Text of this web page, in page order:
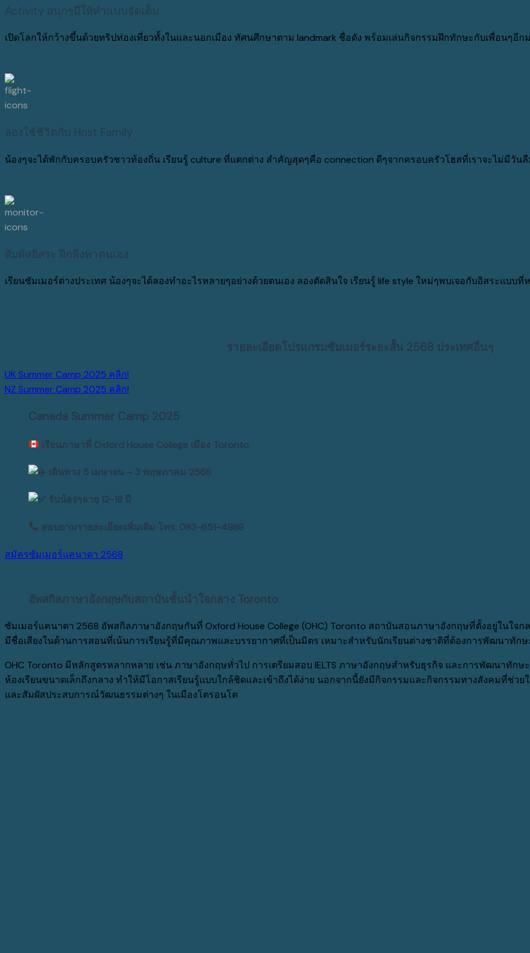
Activity สนุกๆมีให้ทำแบบจัดเต็ม
เปิดโลกให้กว้างขึ้นด้วยทริปท่องเที่ยวทั้งในและนอกเมือง ทัศนศึกษาตาม landmark ชื่อดัง พร้อมเล่นกิจกรรมฝึกทักษะกับเพื่อนๆอีก
ลองใช้ชีวิตกับ Host Family
น้องๆจะได้พักกับครอบครัวชาวท้องถิ่น เรียนรู้ culture ที่แตกต่าง สำคัญสุดๆคือ connection ดีๆจากครอบครัวโฮสที่เราจะไม่มีวันลื
สัมผัสอิสระ ฝึกพึ่งพาตนเอง
เรียนซัมเมอร์ต่างประเทศ น้องๆจะได้ลองทำอะไรหลายๆอย่างด้วยตนเอง ลองตัดสินใจ เรียนรู้ life style ใหม่ๆพบเจอกับอิสระแบบที่
รายละเอียดโปรแกรมซัมเมอร์ระยะสั้น 2568 ประเทศอื่นๆ
UK Summer Camp 2025 คลิก!
NZ Summer Camp 2025 คลิก!
Canada Summer Camp 2025
เรียนภาษาที่ Oxford House College เมือง Toronto
เดินทาง 5 เมษายน – 3 พฤษภาคม 2568
รับน้องๆอายุ 12-18 ปี
สอบถามรายละเอียดเพิ่มเติม โทร. 083-651-4988
สมัครซัมเมอร์แคนาดา 2568
อัพสกิลภาษาอังกฤษกับสถาบันชั้นนำใจกลาง Toronto
ซัมเมอร์แคนาดา 2568 อัพสกิลภาษาอังกฤษกันที่ Oxford House College (OHC) Toronto สถาบันสอนภาษาอังกฤษที่ตั้งอยู่ในใจก
มีชื่อเสียงในด้านการสอนที่เน้นการเรียนรู้ที่มีคุณภาพและบรรยากาศที่เป็นมิตร เหมาะสำหรับนักเรียนต่างชาติที่ต้องการพัฒนาทัก
OHC Toronto มีหลักสูตรหลากหลาย เช่น ภาษาอังกฤษทั่วไป การเตรียมสอบ IELTS ภาษาอังกฤษสำหรับธุรกิจ และการพัฒนาทักษ
ห้องเรียนขนาดเล็กถึงกลาง ทำให้มีโอกาสเรียนรู้แบบใกล้ชิดและเข้าถึงได้ง่าย นอกจากนี้ยังมีกิจกรรมและกิจกรรมทางสังคมที่ช่ว
และสัมผัสประสบการณ์วัฒนธรรมต่างๆ ในเมืองโตรอนโต